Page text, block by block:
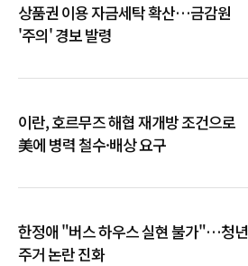
상품권 이용 자금세탁 확산…금감원
'주의' 경보 발령
이란, 호르무즈 해협 재개방 조건으로
美에 병력 철수·배상 요구
한정애 "버스 하우스 실현 불가"…청년
주거 논란 진화